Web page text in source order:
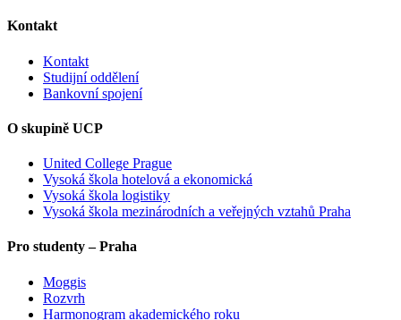
Kontakt
Kontakt
Studijní oddělení
Bankovní spojení
O skupině UCP
United College Prague
Vysoká škola hotelová a ekonomická
Vysoká škola logistiky
Vysoká škola mezinárodních a veřejných vztahů Praha
Pro studenty – Praha
Moggis
Rozvrh
Harmonogram akademického roku